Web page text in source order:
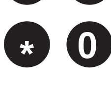
* 0